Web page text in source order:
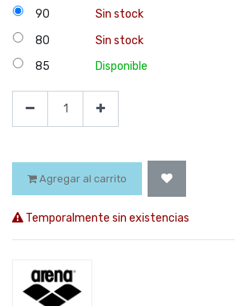
90
Sin stock
80
Sin stock
85
Disponible
Agregar al carrito
Temporalmente sin existencias